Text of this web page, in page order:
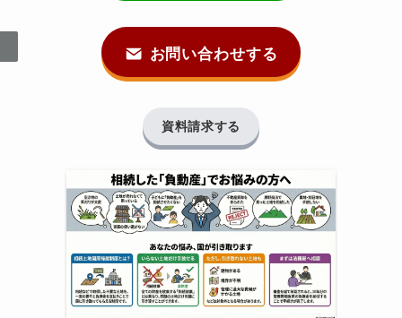
お問い合わせする
資料請求する